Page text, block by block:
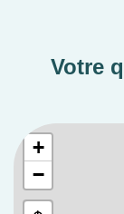
Votre
+
−